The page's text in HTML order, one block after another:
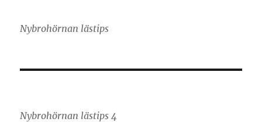
Nybrohörnan lästips
Nybrohörnan lästips 4